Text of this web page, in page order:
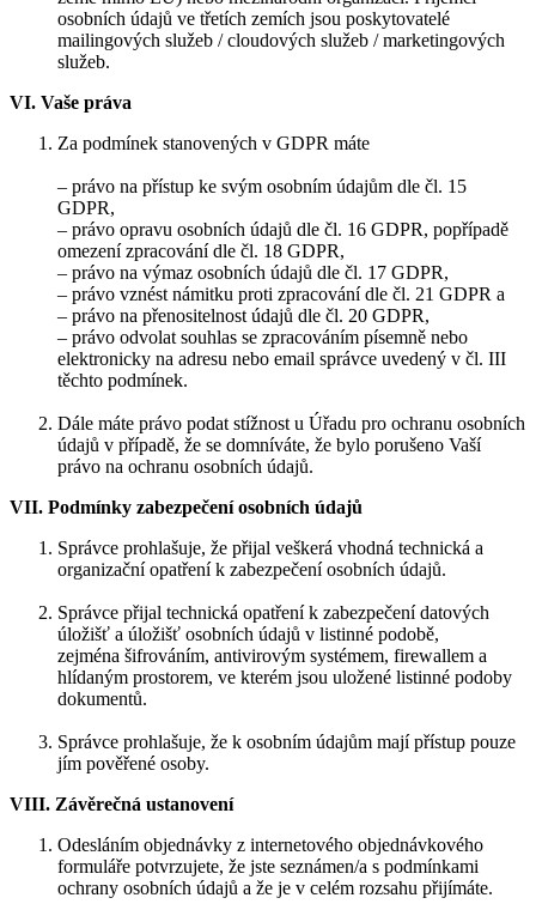
osobních údajů ve třetích zemích jsou poskytovatelé
mailingových služeb / cloudových služeb / marketingových
služeb.
VI. Vaše práva
Za podmínek stanovených v GDPR máte
– právo na přístup ke svým osobním údajům dle čl. 15
GDPR,
– právo opravu osobních údajů dle čl. 16 GDPR, popřípadě
omezení zpracování dle čl. 18 GDPR,
– právo na výmaz osobních údajů dle čl. 17 GDPR,
– právo vznést námitku proti zpracování dle čl. 21 GDPR a
– právo na přenositelnost údajů dle čl. 20 GDPR,
– právo odvolat souhlas se zpracováním písemně nebo
elektronicky na adresu nebo email správce uvedený v čl. III
těchto podmínek.
Dále máte právo podat stížnost u Úřadu pro ochranu osobních
údajů v případě, že se domníváte, že bylo porušeno Vaší
právo na ochranu osobních údajů.
VII. Podmínky zabezpečení osobních údajů
Správce prohlašuje, že přijal veškerá vhodná technická a
organizační opatření k zabezpečení osobních údajů.
Správce přijal technická opatření k zabezpečení datových
úložišť a úložišť osobních údajů v listinné podobě,
zejména šifrováním, antivirovým systémem, firewallem a
hlídaným prostorem, ve kterém jsou uložené listinné podoby
dokumentů.
Správce prohlašuje, že k osobním údajům mají přístup pouze
jím pověřené osoby.
VIII. Závěrečná ustanovení
Odesláním objednávky z internetového objednávkového
formuláře potvrzujete, že jste seznámen/a s podmínkami
ochrany osobních údajů a že je v celém rozsahu přijímáte.